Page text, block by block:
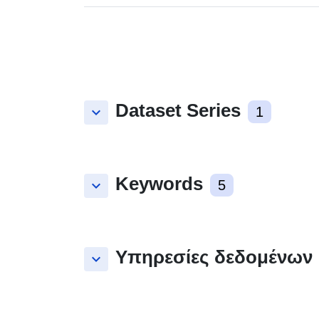
keyboard_arrow_down Dataset Series 1
keyboard_arrow_down Keywords 5
keyboard_arrow_down Υπηρεσίες δεδομένων